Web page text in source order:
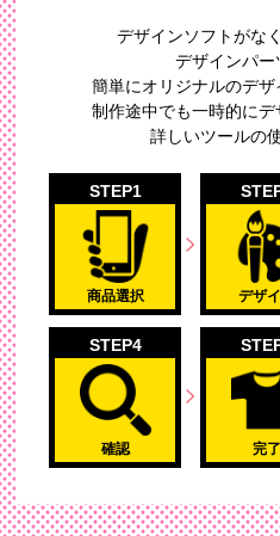
デザインソフトがな
デザインパー
簡単にオリジナルのデザ
制作途中でも一時的にデ
詳しいツールの
STEP1
商品選択 デザ
STEP4
確認 完了